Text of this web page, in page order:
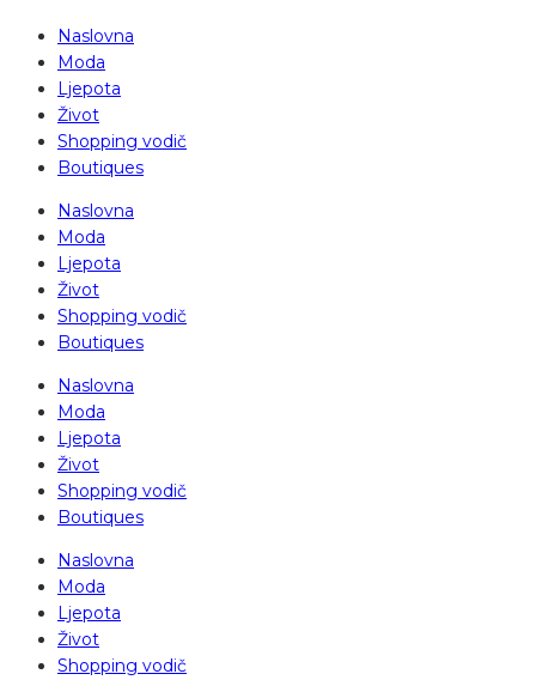
Naslovna
Moda
Ljepota
Život
Shopping vodič
Boutiques
Naslovna
Moda
Ljepota
Život
Shopping vodič
Boutiques
Naslovna
Moda
Ljepota
Život
Shopping vodič
Boutiques
Naslovna
Moda
Ljepota
Život
Shopping vodič